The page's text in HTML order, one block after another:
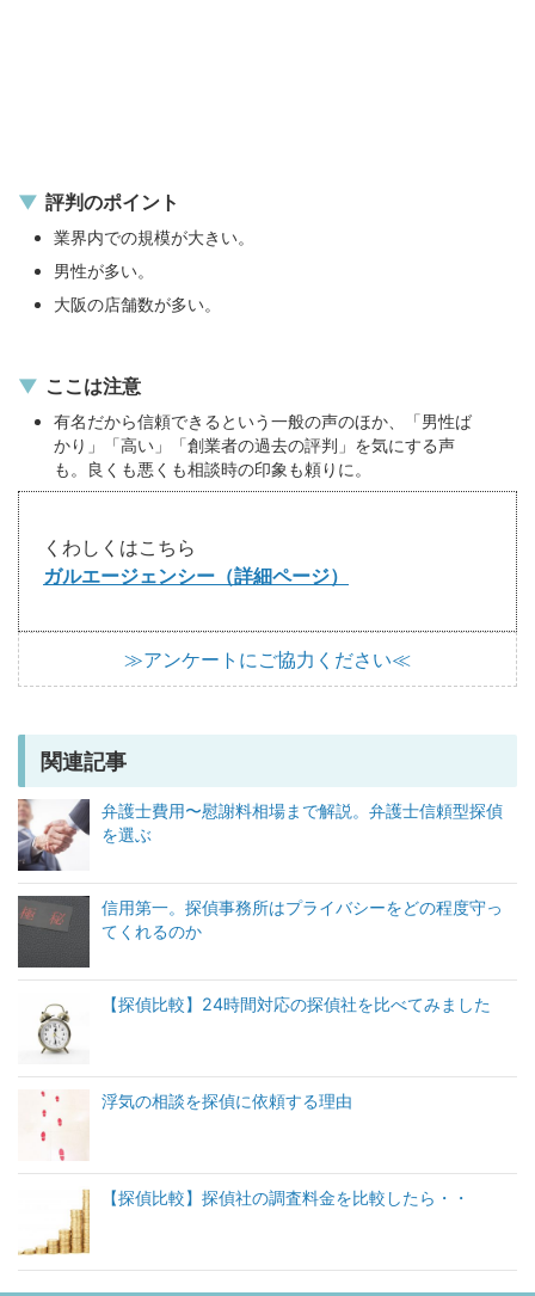
評判のポイント
業界内での規模が大きい。
男性が多い。
大阪の店舗数が多い。
ここは注意
有名だから信頼できるという一般の声のほか、「男性ば
かり」「高い」「創業者の過去の評判」を気にする声
も。良くも悪くも相談時の印象も頼りに。
くわしくはこちら
ガルエージェンシー（詳細ページ）
≫アンケートにご協力ください≪
関連記事
弁護士費用〜慰謝料相場まで解説。弁護士信頼型探偵
を選ぶ
信用第一。探偵事務所はプライバシーをどの程度守っ
てくれるのか
【探偵比較】24時間対応の探偵社を比べてみました
浮気の相談を探偵に依頼する理由
【探偵比較】探偵社の調査料金を比較したら・・